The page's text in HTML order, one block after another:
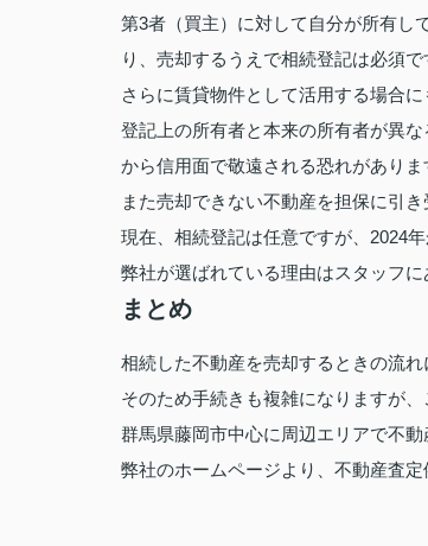
第3者（買主）に対して自分が所有し
り、売却するうえで相続登記は必須で
さらに賃貸物件として活用する場合に
登記上の所有者と本来の所有者が異
から信用面で敬遠される恐れがありま
また売却できない不動産を担保に引
現在、相続登記は任意ですが、2024
弊社が選ばれている理由はスタッフに
まとめ
相続した不動産を売却するときの流
そのため手続きも複雑になりますが
群馬県藤岡市中心に周辺エリアで不
弊社のホームページより、不動産査